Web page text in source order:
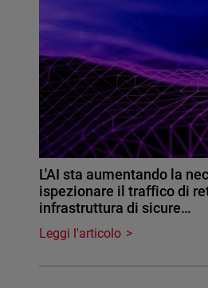
L'AI sta aumentando la
ispezionare il traffico di
infrastruttura di sicure…
Leggi l'articolo